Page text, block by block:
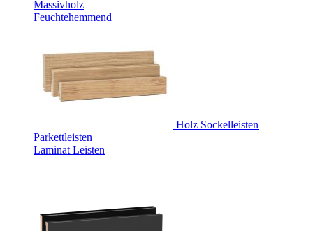
Massivholz
Feuchtehemmend
Holz Sockelleisten
Parkettleisten
Laminat Leisten